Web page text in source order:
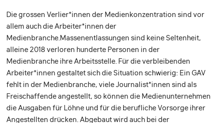
Die grossen Verlier*innen der Medienkonzentration sind vor
allem auch die Arbeiter*innen der
Medienbranche.Massenentlassungen sind keine Seltenheit,
alleine 2018 verloren hunderte Personen in der
Medienbranche ihre Arbeitsstelle. Für die verbleibenden
Arbeiter*innen gestaltet sich die Situation schwierig: Ein GAV
fehlt in der Medienbranche, viele Journalist*innen sind als
Freischaffende angestellt, so können die Medienunternehmen
die Ausgaben für Löhne und für die berufliche Vorsorge ihrer
Angestellten drücken. Abgebaut wird auch bei der